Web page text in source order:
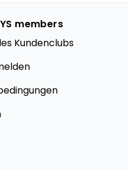
members
Kundenclubs